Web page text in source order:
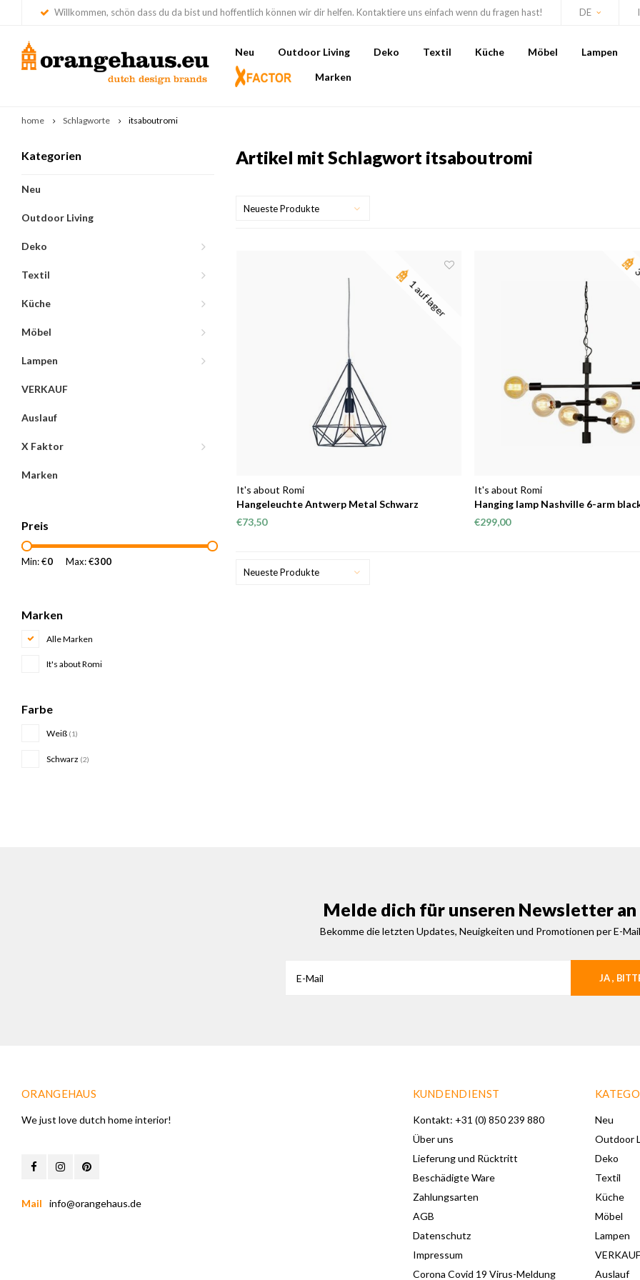
Willkommen, schön dass du da bist und hoffentlich können wir dir helfen. Kontaktiere uns einfach wenn du fragen hast! DE
Neu Outdoor Living Deko Textil Küche Möbel Lampen
Marken
home Schlagworte itsaboutromi
Kategorien
Neu
Outdoor Living
Deko
Textil
Küche
Möbel
Lampen
VERKAUF
Auslauf
X Faktor
Marken
Preis
Min: €0 Max: €300
Marken
Alle Marken
It's about Romi
Farbe
Weiß (1)
Schwarz (2)
Artikel mit Schlagwort itsaboutromi
Neueste Produkte
1 auf lager
It's about Romi
Hangeleuchte Antwerp Metal Schwarz
€73,50
It's about Romi
Hanging lamp Nashville 6-arm
€299,00
Neueste Produkte
Melde dich für unseren Newsletter an
Bekomme die letzten Updates, Neuigkeiten und Promotionen per E-Mail
JA ,
ORANGEHAUS
We just love dutch home interior!
Mail info@orangehaus.de
KUNDENDIENST
Kontakt: +31 (0) 850 239 880
Über uns
Lieferung und Rücktritt
Beschädigte Ware
Zahlungsarten
AGB
Datenschutz
Impressum
Corona Covid 19 Virus-Meldung
Neu
Outdoor
Deko
Textil
Küche
Möbel
Lampen
VERKAUF
Auslauf